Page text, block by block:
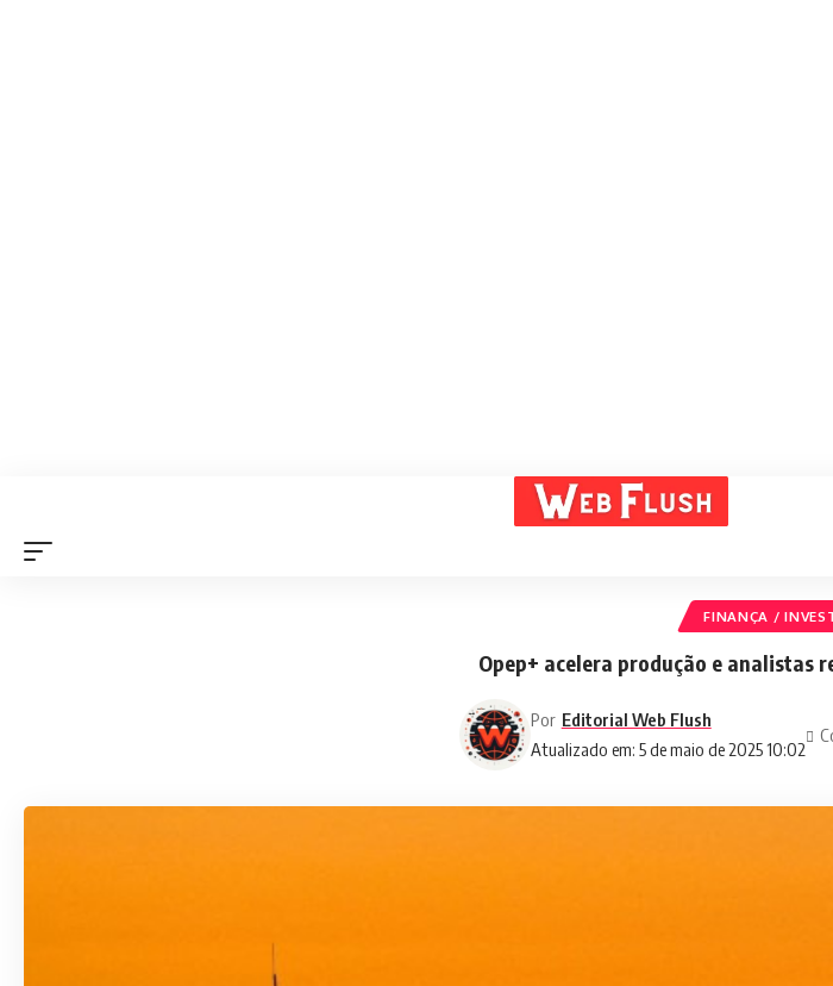
FINANÇA /
Opep+ acelera produção e analistas
Atualizado em: 5 de maio de 2025 10:02
Por Editorial Web Flush